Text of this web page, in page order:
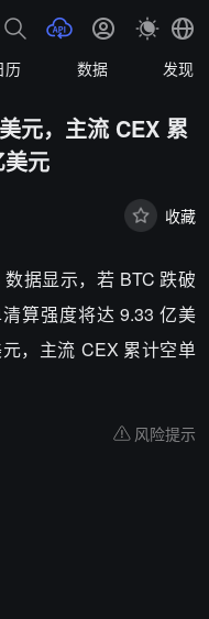
历 数据 发现
元，主流 CEX 累
元
收藏
据显示，若 BTC 跌破
算强度将达 9.33 亿美
，主流 CEX 累计空单
风险提示